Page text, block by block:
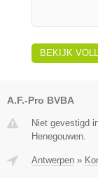
BEKIJK
A.F.-Pro BVBA
Niet gevestigd
Henegouwen.
Antwerpen »